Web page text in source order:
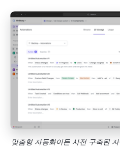
맞춤형 자동화이든 사전 구축된